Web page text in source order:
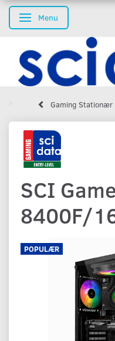
Skifte navigation
Menu
Gaming Stationær
SCI
8400F/
POPULÆR